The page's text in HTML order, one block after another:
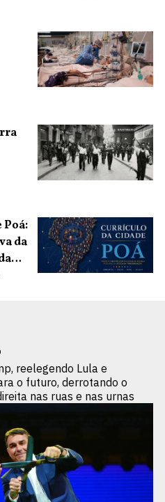
da
reelegendo Lula e
o futuro, derrotando o
nas ruas e nas urnas